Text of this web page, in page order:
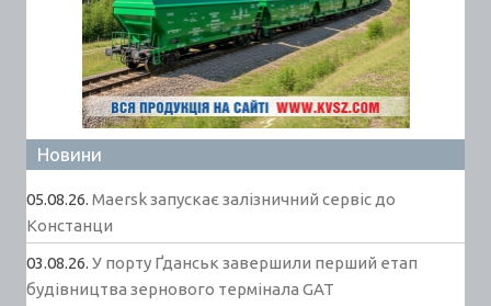
Новини
05.08.26. Maersk запускає залізничний сервіс до
Констанци
03.08.26. У порту Ґданськ завершили перший етап
будівництва зернового термінала GAT